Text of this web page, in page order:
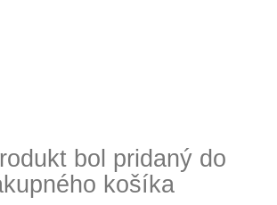
bol pridaný do
košíka